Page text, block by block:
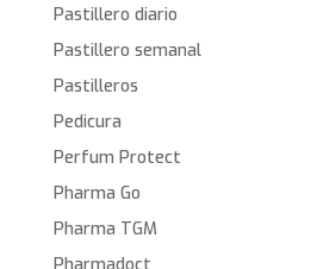
Pastillero diario
Pastillero semanal
Pastilleros
Pedicura
Perfum Protect
Pharma Go
Pharma TGM